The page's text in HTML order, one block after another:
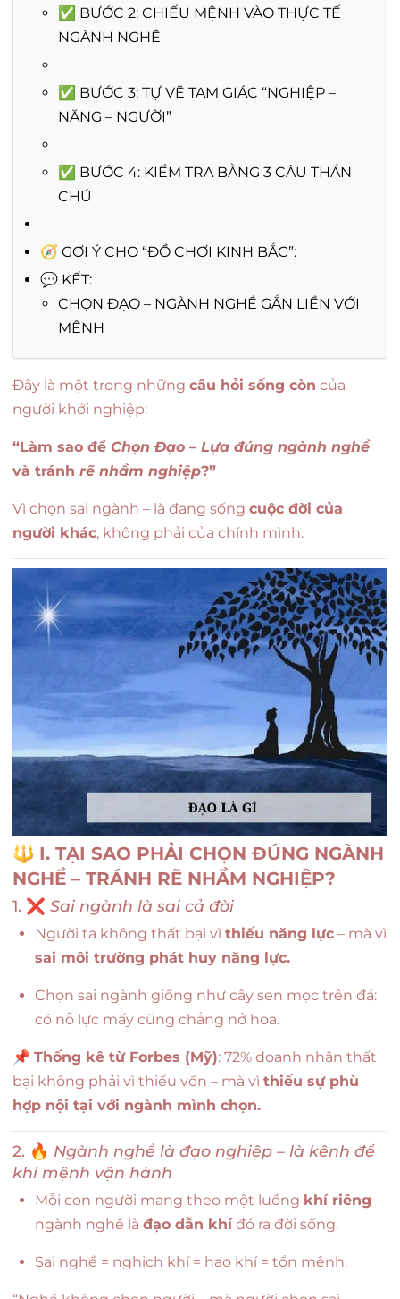
✅ BƯỚC 2: CHIẾU MỆNH VÀO THỰC TẾ
NGÀNH NGHỀ
✅ BƯỚC 3: TỰ VẼ TAM GIÁC “NGHIỆP –
NĂNG – NGƯỜI”
✅ BƯỚC 4: KIỂM TRA BẰNG 3 CÂU THẦN
CHÚ
🧭 GỢI Ý CHO “ĐỒ CHƠI KINH BẮC”:
💬 KẾT:
CHỌN ĐẠO – NGÀNH NGHỀ GẮN LIỀN VỚI
MỆNH
Đây là một trong những câu hỏi sống còn của
người khởi nghiệp:
“Làm sao để Chọn Đạo – Lựa đúng ngành nghề
và tránh rẽ nhầm nghiệp?”
Vì chọn sai ngành – là đang sống cuộc đời của
người khác, không phải của chính mình.
🔱 I. TẠI SAO PHẢI CHỌN ĐÚNG NGÀNH
NGHỀ – TRÁNH RẼ NHẦM NGHIỆP?
1. ❌ Sai ngành là sai cả đời
Người ta không thất bại vì thiếu năng lực – mà vì
sai môi trường phát huy năng lực.
Chọn sai ngành giống như cây sen mọc trên đá:
có nỗ lực mấy cũng chẳng nở hoa.
📌 Thống kê từ Forbes (Mỹ): 72% doanh nhân thất
bại không phải vì thiếu vốn – mà vì thiếu sự phù
hợp nội tại với ngành mình chọn.
2. 🔥 Ngành nghề là đạo nghiệp – là kênh để
khí mệnh vận hành
Mỗi con người mang theo một luồng khí riêng –
ngành nghề là đạo dẫn khíđó ra đời sống.
Sai nghề = nghịch khí = hao khí = tổn mệnh.